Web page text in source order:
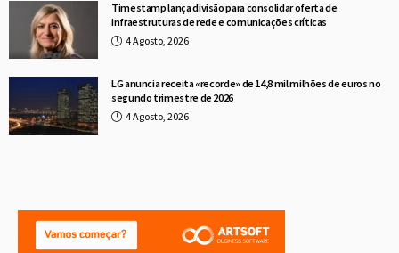
Timestamp lança divisão para consolidar oferta de
infraestruturas de rede e comunicações críticas
4 Agosto, 2026
LG anuncia receita «recorde» de 14,8 mil milhões de euros no
segundo trimestre de 2026
4 Agosto, 2026